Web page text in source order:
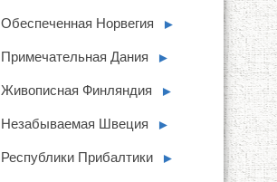
Обеспеченная Норвегия ►
Примечательная Дания ►
Живописная Финляндия ►
Незабываемая Швеция ►
Республики Прибалтики ►